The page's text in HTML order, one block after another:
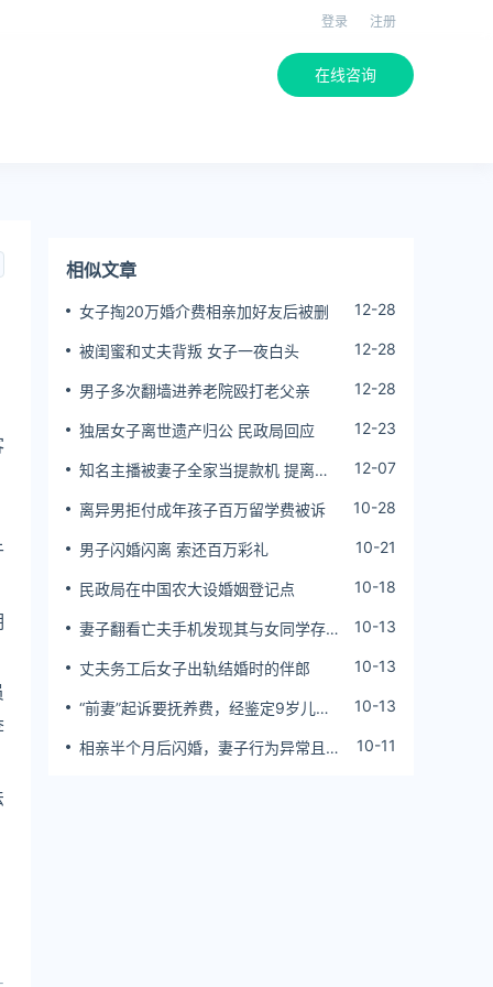
登录 注册
在线咨询
相似文章
女子掏20万婚介费相亲加好友后被删 12-28
被闺蜜和丈夫背叛 女子一夜白头 12-28
男子多次翻墙进养老院殴打老父亲 12-28
独居女子离世遗产归公 民政局回应 12-23
知名主播被妻子全家当提款机 提离婚
12-07
离异男拒付成年孩子百万留学费被诉 10-28
男子闪婚闪离 索还百万彩礼 10-21
民政局在中国农大设婚姻登记点 10-18
妻子翻看亡夫手机发现其与女同学存婚
10-13
丈夫务工后女子出轨结婚时的伴郎 10-13
“前妻”起诉要抚养费，经鉴定9岁儿子
10-13
相亲半个月后闪婚，妻子行为异常且持
10-11